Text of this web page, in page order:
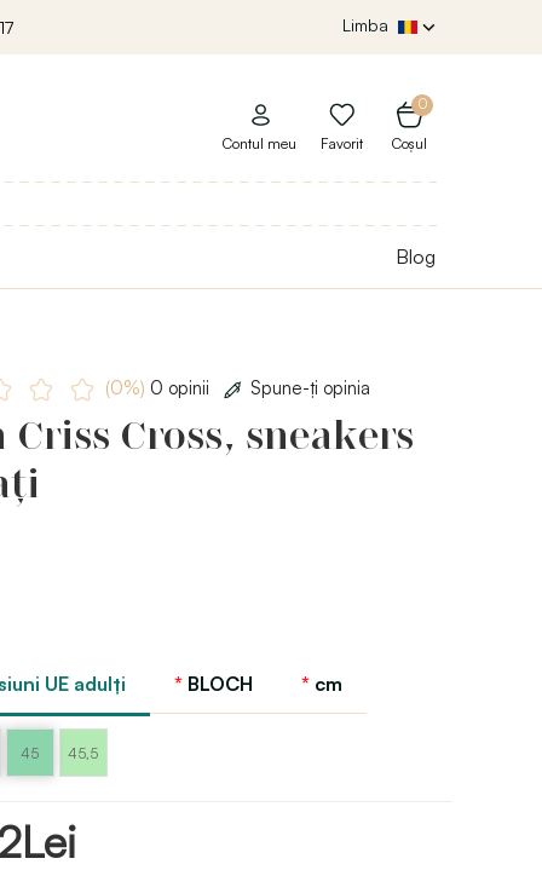
Limba
0
Coșul
Contul meu Favorit
Blog
(0%) 0 opinii Spune-ţi opinia
Criss Cross, sneakers
UE adulți BLOCH cm
45 45,5